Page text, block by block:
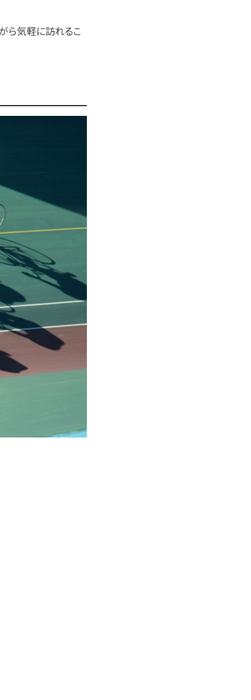
ら気軽に訪れるこ